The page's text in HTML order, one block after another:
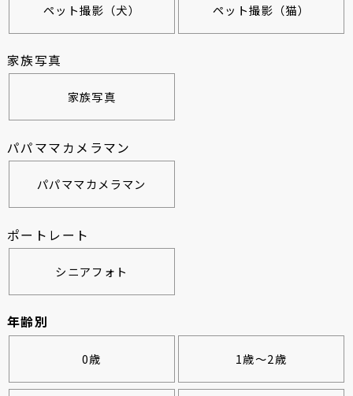
ペット撮影（犬） ペット撮影（猫）
家族写真
家族写真
パパママカメラマン
パパママカメラマン
ポートレート
シニアフォト
年齢別
0歳 1歳～2歳